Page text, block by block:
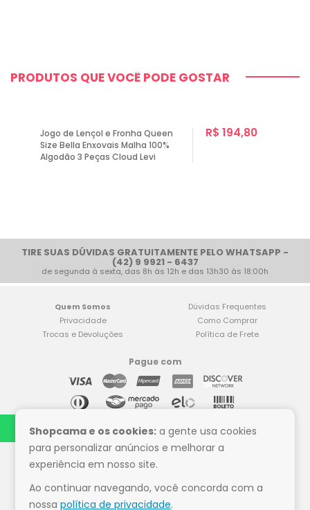
PRODUTOS QUE VOCÊ PODE GOSTAR
Jogo de Lençol e Fronha Queen
Size Bella Enxovais Malha 100%
Algodão 3 Peças Cloud Levi
R$ 194,80
TIRE SUAS DÚVIDAS GRATUITAMENTE PELO WHATSAPP -
(42) 9 9921 - 6437
de segunda à sexta, das 8h às 12h e das 13h30 às 18:00h
Quem Somos
Privacidade
Trocas e Devoluções
Dúvidas Frequentes
Como Comprar
Política de Frete
Pague com
Compre tranquilo
Siga a Shop Cama
Shopcama e os cookies: a gente usa cookies
para personalizar anúncios e melhorar a
experiência em nosso site.
Ao continuar navegando, você concorda com a
nossapolítica de privacidade.